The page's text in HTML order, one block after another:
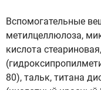
Вспомогательные
метилцеллюлоза,
кислота
80), тальк, титана